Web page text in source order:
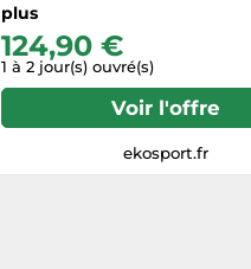
dans les environnements
Megagrip, elle offre une
optimale sur tous types de
tandis que le système 3F au
talon et des zones latérales
maintien précis et confortable.
pierre en TPU apporte une
plus
124,90 €
1 à 2 jour(s) ouvré(s)
Voir l'offre
ekosport.fr